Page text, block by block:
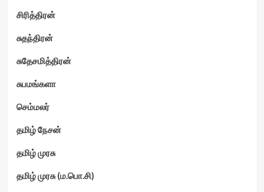
சிரித்திரன்
சுதந்திரன்
சுதேசமித்திரன்
சுபமங்களா
செம்மலர்
தமிழ் நேசன்
தமிழ் முரசு
தமிழ் முரசு (ம.பொ.சி)